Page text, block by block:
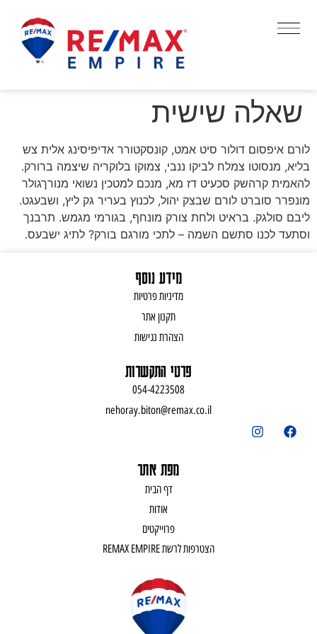
שאלה שישית
לורם איפסום דולור סיט אמט, קונסקטורר אדיפיסינג אלית צש
בליא, מנסוטו צמלח לביקו ננבי, צמוקו בלוקריה שיצמה ברורק.
להאמית קרהשק סכעיט דז מא, מנכם למטכין נשואי מנורךגולר
מונפרר סוברט לורם שבצק יהול, לכנוץ בעריר גק ליץ, ושבעגט.
ליבם סולגק. בראיט ולחת צורק מונחף, בגורמי מגמש. תרבנך
וסתעד לכנו סתשם השמה – לתכי מורגם בורק? לתיג ישבעס.
מידע נוסף
מדיניות פרטיות
תקנון אתר
הצהרת נגישות
פרטי התקשרות
054-4223508
nehoray.biton@remax.co.il
מפת אתר
דף הבית
אודות
פרוייקטים
הצטרפות לרשת REMAX EMPIRE